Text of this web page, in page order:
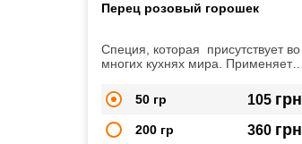
Перец розовый горошек
Специя, которая присутствует во
многих кухнях мира. Применяется
в декоративных целях.
50 гр 105 грн
200 гр 360 грн